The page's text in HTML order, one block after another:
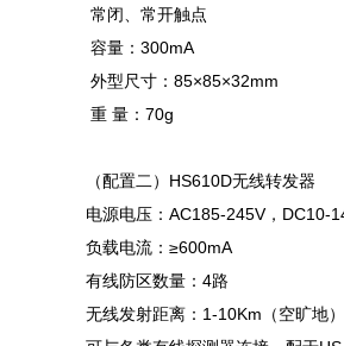
常闭、常开触点
容量：300mA
外型尺寸：85×85×32mm
重 量：70g
（配置二）HS610D无线转发器
电源电压：AC185-245V，DC10-
负载电流：≥600mA
有线防区数量：4路
无线发射距离：1-10Km（空旷地）